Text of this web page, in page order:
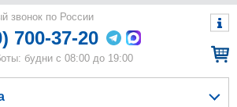
звонок по России
700-37-20
будни с 08:00 до 19:00